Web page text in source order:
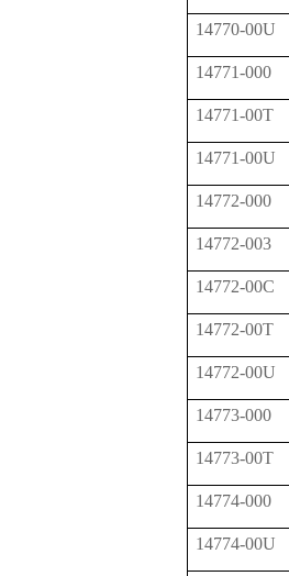
14770-00U
14771-000
14771-00T
14771-00U
14772-000
14772-003
14772-00C
14772-00T
14772-00U
14773-000
14773-00T
14774-000
14774-00U